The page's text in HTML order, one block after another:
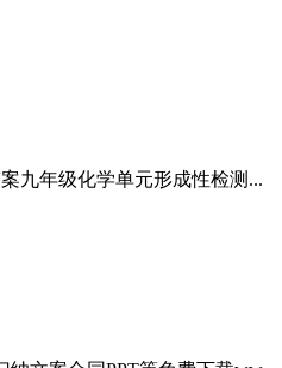
九年级化学单元形成性检测...